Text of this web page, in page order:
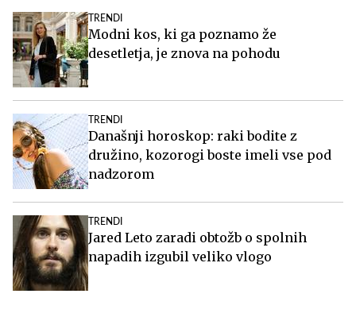
TRENDI
Modni kos, ki ga poznamo že
desetletja, je znova na pohodu
TRENDI
Današnji horoskop: raki bodite z
družino, kozorogi boste imeli vse pod
nadzorom
TRENDI
Jared Leto zaradi obtožb o spolnih
napadih izgubil veliko vlogo